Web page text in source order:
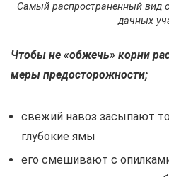
Самый распространенный вид
дачных
Чтобы не «обжечь» корни
меры предосторожности;
свежий навоз засыпают
глубокие ямы
его смешивают с